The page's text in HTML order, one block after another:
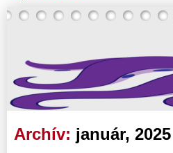
Najkomentovanejšie články
Komerčné blogy
Archív: január, 2025